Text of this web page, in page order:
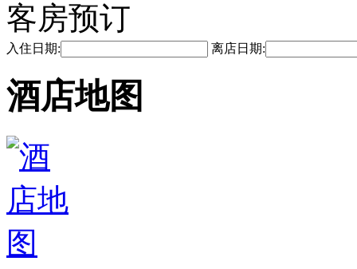
客房预订
入住日期: 离店日期:
酒店地图